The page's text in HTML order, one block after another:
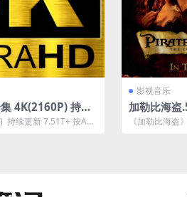
4K(2160P) 持续
费下载
持续更新 7.51T+ 按AB
影视音乐
加勒比海盗
盘下载
《加勒比海盗